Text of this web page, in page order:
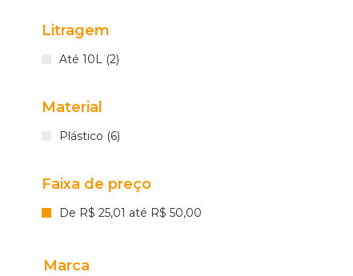
Litragem
Até 10L (2)
Material
Plástico (6)
Faixa de preço
De R$ 25,01 até R$ 50,00
Marca